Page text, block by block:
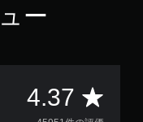
ー
4.37 評